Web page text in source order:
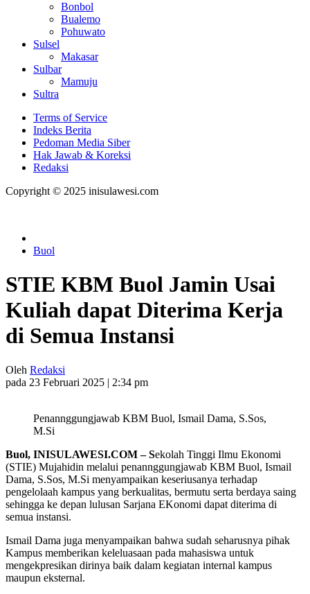
Bonbol
Bualemo
Pohuwato
Sulsel
Makasar
Sulbar
Mamuju
Sultra
Terms of Service
Indeks Berita
Pedoman Media Siber
Hak Jawab & Koreksi
Redaksi
Copyright © 2025 inisulawesi.com
Buol
STIE KBM Buol Jamin Usai
Kuliah dapat Diterima Kerja
di Semua Instansi
Oleh Redaksi
pada 23 Februari 2025 | 2:34 pm
Penannggungjawab KBM Buol, Ismail Dama, S.Sos,
M.Si
Buol, INISULAWESI.COM – Sekolah Tinggi Ilmu Ekonomi
(STIE) Mujahidin melalui penannggungjawab KBM Buol, Ismail
Dama, S.Sos, M.Si menyampaikan keseriusanya terhadap
pengelolaah kampus yang berkualitas, bermutu serta berdaya saing
sehingga ke depan lulusan Sarjana EKonomi dapat diterima di
semua instansi.
Ismail Dama juga menyampaikan bahwa sudah seharusnya pihak
Kampus memberikan keleluasaan pada mahasiswa untuk
mengekpresikan dirinya baik dalam kegiatan internal kampus
maupun eksternal.